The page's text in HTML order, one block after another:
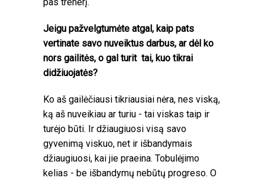
Jeigu pažvelgtumėte atgal, kaip pats
vertinate savo nuveiktus darbus, ar dėl ko
nors gailitės, o gal turit tai, kuo tikrai
didžiuojatės?
Ko aš gailėčiausi tikriausiai nėra, nes viską,
ką aš nuveikiau ar turiu - tai viskas taip ir
turėjo būti. Ir džiaugiuosi visą savo
gyvenimą viskuo, net ir išbandymais
džiaugiuosi, kai jie praeina. Tobulėjimo
kelias - be išbandymų nebūtų progreso. O